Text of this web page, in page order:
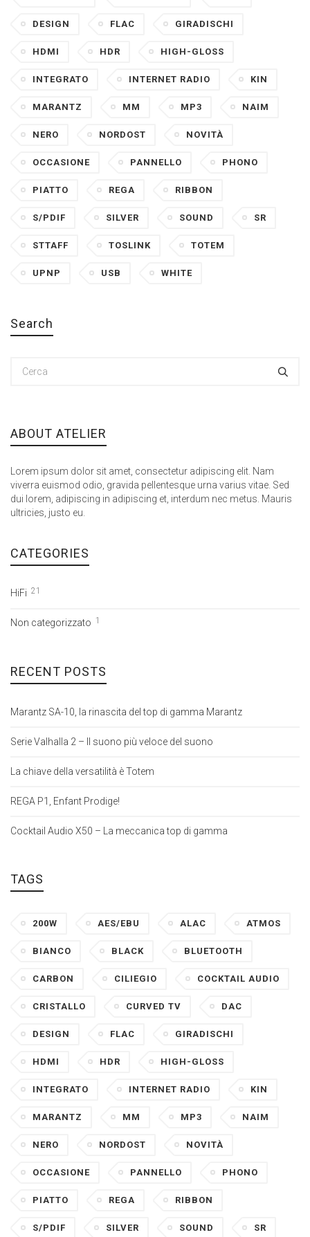
DESIGN FLAC GIRADISCHI
HDMI HDR HIGH-GLOSS
INTEGRATO INTERNET RADIO KIN
MARANTZ MM MP3 NAIM
NERO NORDOST NOVITÀ
OCCASIONE PANNELLO PHONO
PIATTO REGA RIBBON
S/PDIF SILVER SOUND SR
STTAFF TOSLINK TOTEM
UPNP USB WHITE
Search
ABOUT ATELIER
Lorem ipsum dolor sit amet, consectetur adipiscing elit. Nam
viverra euismod odio, gravida pellentesque urna varius vitae. Sed
dui lorem, adipiscing in adipiscing et, interdum nec metus. Mauris
ultricies, justo eu.
CATEGORIES
HiFi 21
Non categorizzato 1
RECENT POSTS
Marantz SA-10, la rinascita del top di gamma Marantz
Serie Valhalla 2 – Il suono più veloce del suono
La chiave della versatilità è Totem
REGA P1, Enfant Prodige!
Cocktail Audio X50 – La meccanica top di gamma
TAGS
200W AES/EBU ALAC ATMOS
BIANCO BLACK BLUETOOTH
CARBON CILIEGIO COCKTAIL AUDIO
CRISTALLO CURVED TV DAC
DESIGN FLAC GIRADISCHI
HDMI HDR HIGH-GLOSS
INTEGRATO INTERNET RADIO KIN
MARANTZ MM MP3 NAIM
NERO NORDOST NOVITÀ
OCCASIONE PANNELLO PHONO
PIATTO REGA RIBBON
S/PDIF SILVER SOUND SR